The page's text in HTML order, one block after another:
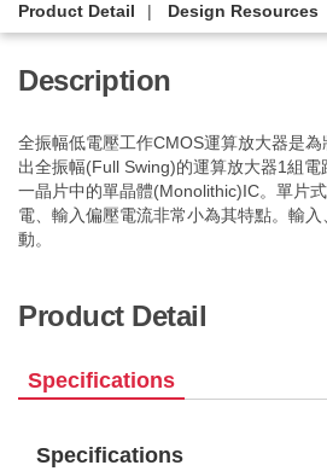
Product Detail Design Resources
Description
全振幅低電壓工作CMOS運算放大器是
出全振幅(Full Swing)的運算放大器1組
一晶片中的單晶體(Monolithic)IC。單片
電、輸入偏壓電流非常小為其特點。輸
動。
Product Detail
Specifications
Specifications